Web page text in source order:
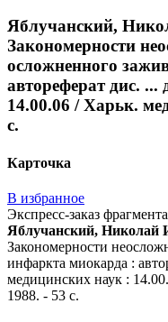
Яблучанский,
Закономерности
осложненного
автореферат дис.
14.00.06 / Харьк.
с.
Карточка
В избранное
Экспресс-заказ фрагмента
Яблучанский, Николай
Закономерности
инфаркта миокарда :
медицинских наук :
1988. - 53 с.